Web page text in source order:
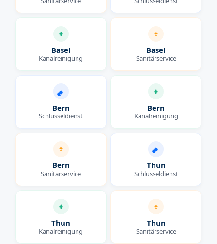
Basel
Kanalreinigung
Basel
Sanitärservice
Bern
Schlüsseldienst
Bern
Kanalreinigung
Bern
Sanitärservice
Thun
Schlüsseldienst
Thun
Kanalreinigung
Thun
Sanitärservice